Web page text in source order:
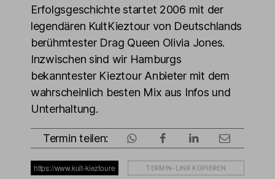
Erfolgsgeschichte startet 2006 mit der
legendären KultKieztour von Deutschlands
berühmtester Drag Queen Olivia Jones.
Inzwischen sind wir Hamburgs
bekanntester Kieztour Anbieter mit dem
wahrscheinlich besten Mix aus Infos und
Unterhaltung.
Termin teilen:
TERMIN-LINK KOPIEREN